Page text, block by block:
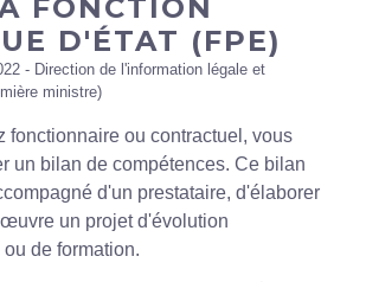
FONCTION
D'ÉTAT (FPE)
- Direction de l'information légale et
ministre)
fonctionnaire ou contractuel, vous
un bilan de compétences. Ce bilan
d'un prestataire, d'élaborer
un projet d'évolution
de formation.